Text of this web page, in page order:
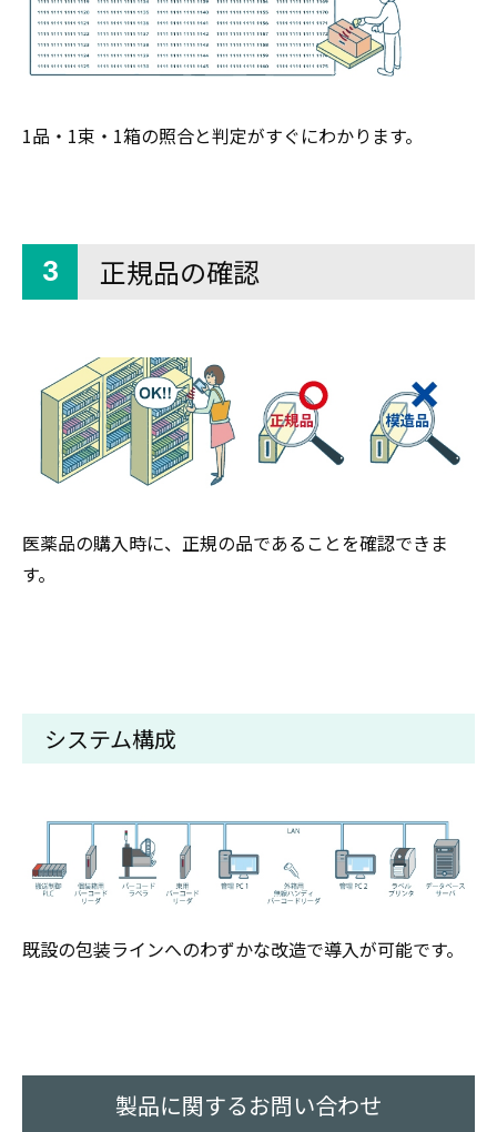
1品・1束・1箱の照合と判定がすぐにわかります。
3 正規品の確認
医薬品の購入時に、正規の品であることを確認できま
す。
システム構成
既設の包装ラインへのわずかな改造で導入が可能です。
製品に関するお問い合わせ